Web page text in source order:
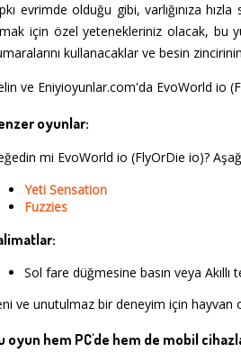
evrimde olduğu gibi, varlığınıza
için özel yetenekleriniz olacak, bu
kullanacaklar ve besin
ve Eniyioyunlar.com'da EvoWorld io
oyunlar:
mi EvoWorld io (FlyOrDie io)?
Yeti Sensation
Fuzzies
Sol fare düğmesine basın veya
ve unutulmaz bir deneyim için hayvan
oyun hem PC'de hem de mobil